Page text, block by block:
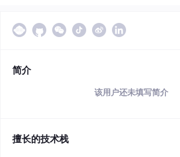
简介
该用户还未填写简介
擅长的技术栈